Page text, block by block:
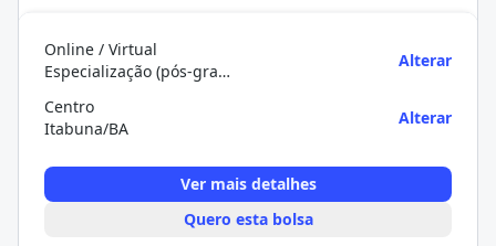
Online / Virtual
Especialização (pós-graduação)
Alterar
Centro
Itabuna/BA
Alterar
Ver mais detalhes
Quero esta bolsa